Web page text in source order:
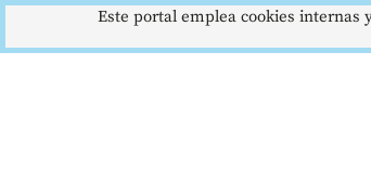
Este portal emplea cookies internas